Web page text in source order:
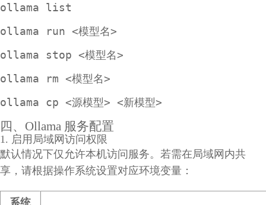
ollama list
ollama run <模型名>
ollama stop <模型名>
ollama rm <模型名>
ollama cp <源模型> <新模型>
四、Ollama 服务配置
1. 启用局域网访问权限
默认情况下仅允许本机访问服务。若需在局域网内共
享，请根据操作系统设置对应环境变量：
系统